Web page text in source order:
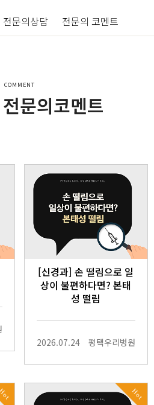
전문의상담 전문의 코멘트
COMMENT
문의코멘트
[신경과] 손 떨림으로 일
상이 불편하다면? 본태
성 떨림
2026.07.24 평택우리병원
Hot